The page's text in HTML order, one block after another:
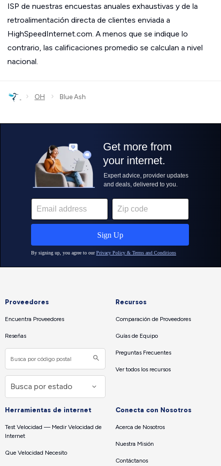
ISP de nuestras encuestas anuales exhaustivas y de la
retroalimentación directa de clientes enviada a
HighSpeedInternet.com. A menos que se indique lo
contrario, las calificaciones promedio se calculan a nivel
nacional.
› OH › Blue Ash
Proveedores
Encuentra Proveedores
Reseñas
Recursos
Comparación de Proveedores
Guías de Equipo
Preguntas Frecuentes
Ver todos los recursos
Herramientas de internet
Test Velocidad — Medir Velocidad de
Internet
Que Velocidad Necesito
Conecta con Nosotros
Acerca de Nosotros
Nuestra Misión
Contáctanos